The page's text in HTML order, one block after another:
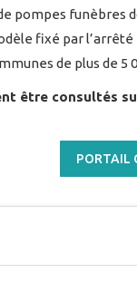
pompes funèbres
fixé par
de plus de
être consultés
PORTAIL